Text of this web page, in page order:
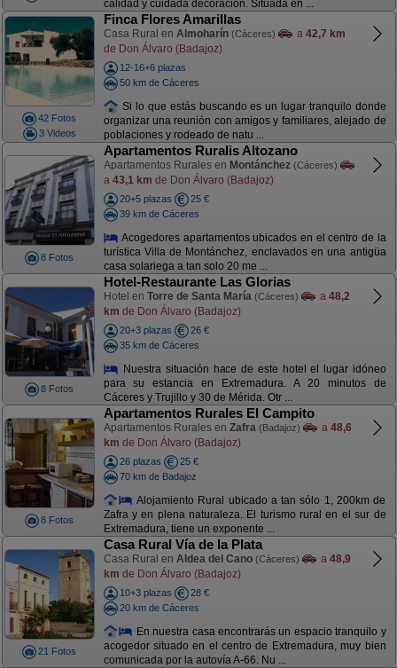
calidad y cuidada decoración. Situada en ...
42 Fotos
3 Videos
Finca Flores Amarillas
Casa Rural en Almoharín (Cáceres) a 42,7 km
de Don Álvaro (Badajoz)
12-16+6 plazas
50 km de Cáceres
Si lo que estás buscando es un lugar tranquilo donde
organizar una reunión con amigos y familiares, alejado de
poblaciones y rodeado de natu ...
8 Fotos
Apartamentos Ruralis Altozano
Apartamentos Rurales en Montánchez (Cáceres)
a 43,1 km de Don Álvaro (Badajoz)
20+5 plazas
25 €
39 km de Cáceres
Acogedores apartamentos ubicados en el centro de la
turística Villa de Montánchez, enclavados en una antigüa
casa solariega a tan solo 20 me ...
8 Fotos
Hotel-Restaurante Las Glorias
Hotel en Torre de Santa María (Cáceres) a 48,2
km de Don Álvaro (Badajoz)
20+3 plazas
26 €
35 km de Cáceres
Nuestra situación hace de este hotel el lugar idóneo
para su estancia en Extremadura. A 20 minutos de
Cáceres y Trujillo y 30 de Mérida. Otr ...
8 Fotos
Apartamentos Rurales El Campito
Apartamentos Rurales en Zafra (Badajoz) a 48,6
km de Don Álvaro (Badajoz)
26 plazas
25 €
70 km de Badajoz
Alojamiento Rural ubicado a tan sólo 1, 200km de
Zafra y en plena naturaleza. El turismo rural en el sur de
Extremadura, tiene un exponente ...
21 Fotos
Casa Rural Vía de la Plata
Casa Rural en Aldea del Cano (Cáceres) a 48,9
km de Don Álvaro (Badajoz)
10+3 plazas
28 €
20 km de Cáceres
En nuestra casa encontrarás un espacio tranquilo y
acogedor situado en el centro de Extremadura, muy bien
comunicada por la autovía A-66. Nu ...